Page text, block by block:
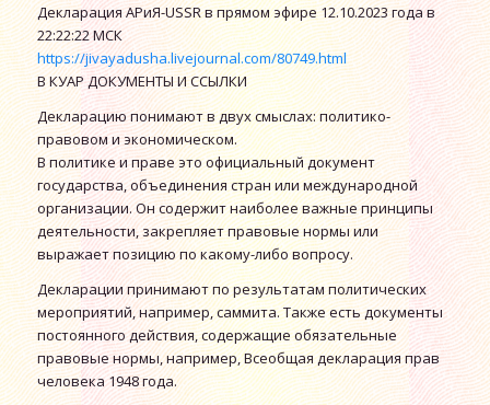
Декларация АРиЯ-USSR в прямом эфире 12.10.2023 года в
22:22:22 МСК
https://jivayadusha.livejournal.com/80749.html
В КУАР ДОКУМЕНТЫ И ССЫЛКИ
Декларацию понимают в двух смыслах: политико-
правовом и экономическом.
В политике и праве это официальный документ
государства, объединения стран или международной
организации. Он содержит наиболее важные принципы
деятельности, закрепляет правовые нормы или
выражает позицию по какому-либо вопросу.
Декларации принимают по результатам политических
мероприятий, например, саммита. Также есть документы
постоянного действия, содержащие обязательные
правовые нормы, например, Всеобщая декларация прав
человека 1948 года.